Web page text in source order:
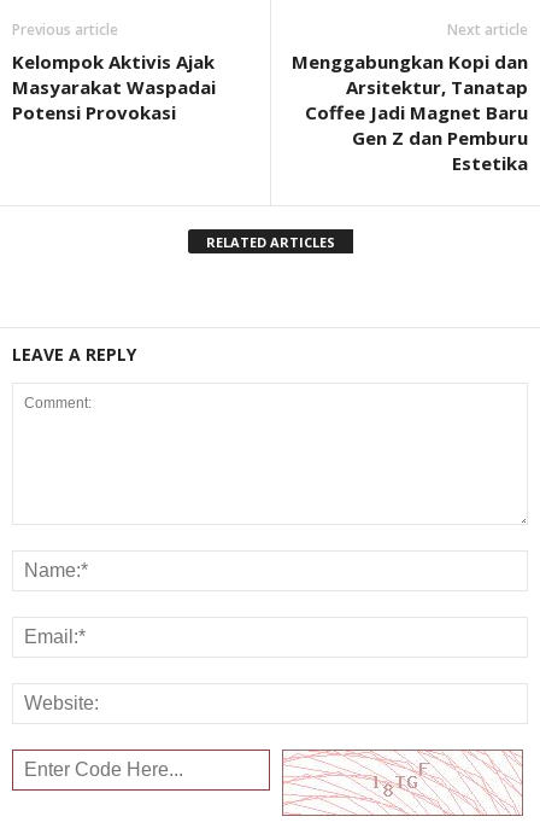
Previous article
Kelompok Aktivis Ajak
Masyarakat Waspadai
Potensi Provokasi
Next article
Menggabungkan Kopi dan
Arsitektur, Tanatap
Coffee Jadi Magnet Baru
Gen Z dan Pemburu
Estetika
RELATED ARTICLES
LEAVE A REPLY